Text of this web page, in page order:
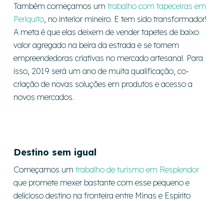
Também começamos um trabalho com tapeceiras em
Periquito, no interior mineiro. E tem sido transformador!
A meta é que elas deixem de vender tapetes de baixo
valor agregado na beira da estrada e se tornem
empreendedoras criativas no mercado artesanal. Para
isso, 2019 será um ano de muita qualificação, co-
criação de novas soluções em produtos e acesso a
novos mercados.
Destino sem igual
Começamos um trabalho de turismo em Resplendor
que promete mexer bastante com esse pequeno e
delicioso destino na fronteira entre Minas e Espírito